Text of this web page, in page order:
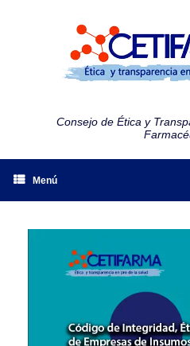
Consejo de Ética y
Menú